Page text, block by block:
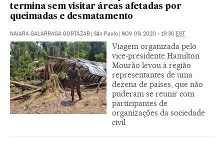
termina sem visitar áreas afetadas por
queimadas e desmatamento
NAIARA GALARRAGA GORTÁZAR São Paulo NOV 09, 2020 - 19:30 EST
Viagem organizada pelo
vice-presidente Hamilton
Mourão levou à região
representantes de uma
dezena de países, que não
puderam se reunir com
participantes de
organizações da sociedade
civil